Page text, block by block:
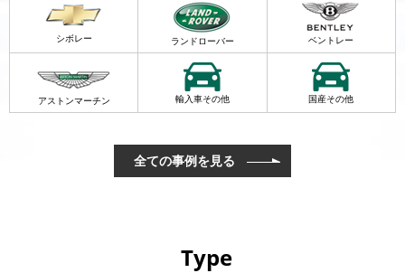
シボレー ランドローバー ベントレー
アストンマーチン 輸入車その他 国産その他
全ての事例を見る
Type